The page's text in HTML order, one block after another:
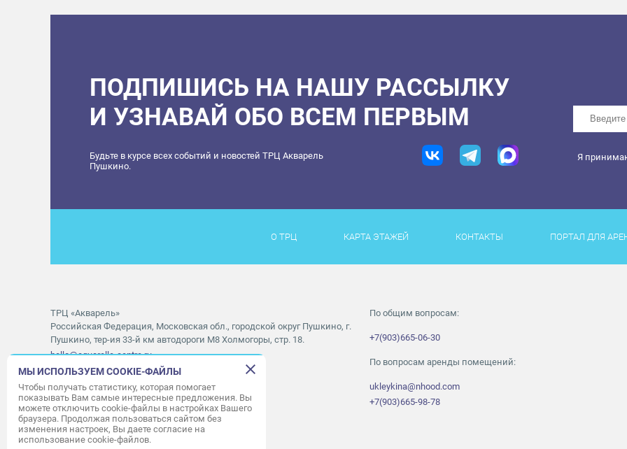
ПОДПИШИСЬ НА НАШУ РАССЫЛКУ
И УЗНАВАЙ ОБО ВСЕМ ПЕРВЫМ
Будьте в курсе всех событий и новостей ТРЦ Акварель
Пушкино.
Я
О ТРЦ КАРТА ЭТАЖЕЙ КОНТАКТЫ ПОРТАЛ ДЛЯ
ТРЦ «Акварель»
Российская Федерация, Московская обл., городской округ Пушкино, г.
Пушкино, тер-ия 33-й км автодороги М8 Холмогоры, стр. 18.
hello@aquarelle-centre.ru
Часы работы ТРЦ:с 10:00 до 22:00
Часы работы АШАН:с 07:30 до 23:00
Часы работы Мори Синема:с 10:00 до 01:00
По общим вопросам:
+7(903)665-06-30
По вопросам аренды помещений:
ukleykina@nhood.com
+7(903)665-98-78
МЫ ИСПОЛЬЗУЕМ COOKIE-ФАЙЛЫ
Чтобы получать статистику, которая помогает
показывать Вам самые интересные предложения. Вы
можете отключить cookie-файлы в настройках Вашего
браузера. Продолжая пользоваться сайтом без
изменения настроек, Вы даете согласие на
использование cookie-файлов.